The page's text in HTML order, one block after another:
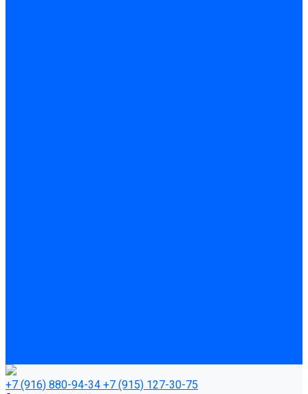
+7 (916) 880-94-34 +7 (915) 127-30-75